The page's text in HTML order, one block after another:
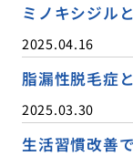
ミノキシジル
2025.04.16
脂漏性脱毛症
2025.03.30
生活習慣改善